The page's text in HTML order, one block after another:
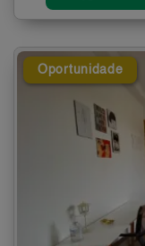
Oportunidade